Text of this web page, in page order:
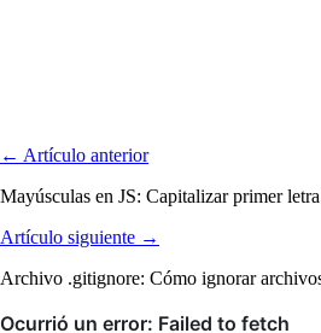
← Artículo anterior
Mayúsculas en JS: Capitalizar primer
Artículo siguiente →
Archivo .gitignore: Cómo ignorar